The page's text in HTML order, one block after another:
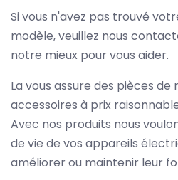
Si vous n'avez pas trouvé
modèle, veuillez nous
notre mieux pour vous aider.
La vous assure des pièces
accessoires à prix
Avec nos produits nous
de vie de vos appareils
améliorer ou maintenir leur